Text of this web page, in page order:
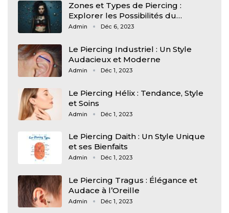
Zones et Types de Piercing :
Explorer les Possibilités du…
Admin Déc 6, 2023
Le Piercing Industriel : Un Style
Audacieux et Moderne
Admin Déc 1, 2023
Le Piercing Hélix : Tendance, Style
et Soins
Admin Déc 1, 2023
Le Piercing Daith : Un Style Unique
et ses Bienfaits
Admin Déc 1, 2023
Le Piercing Tragus : Élégance et
Audace à l’Oreille
Admin Déc 1, 2023